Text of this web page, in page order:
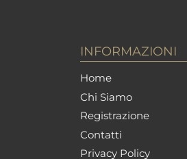
INFORMAZIONI
Home
Chi Siamo
Registrazione
Contatti
Privacy Policy